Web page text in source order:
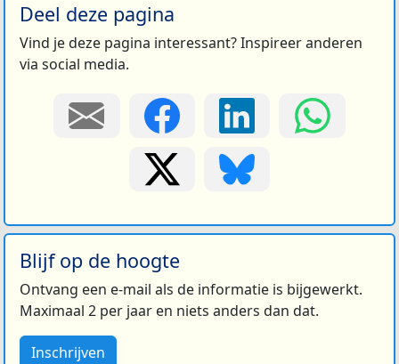
Deel deze pagina
Vind je deze pagina interessant? Inspireer anderen
via social media.
Blijf op de hoogte
Ontvang een e-mail als de informatie is bijgewerkt.
Maximaal 2 per jaar en niets anders dan dat.
Inschrijven